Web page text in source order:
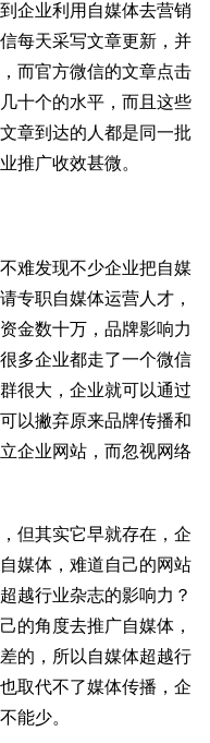
企业利用自媒体去营销
每天采写文章更新，并
而官方微信的文章点击
十个的水平，而且这些
章到达的人都是同一批
推广收效甚微。
难发现不少企业把自媒
专职自媒体运营人才，
金数十万，品牌影响力
多企业都走了一个微信
很大，企业就可以通过
以撇弃原来品牌传播和
企业网站，而忽视网络
但其实它早就存在，企
媒体，难道自己的网站
越行业杂志的影响力？
的角度去推广自媒体，
的，所以自媒体超越行
取代不了媒体传播，企
能少。